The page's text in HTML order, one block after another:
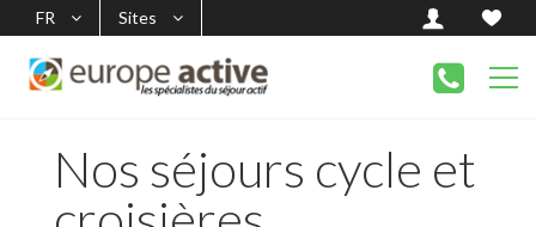
FR Sites
Nos séjours cycle et